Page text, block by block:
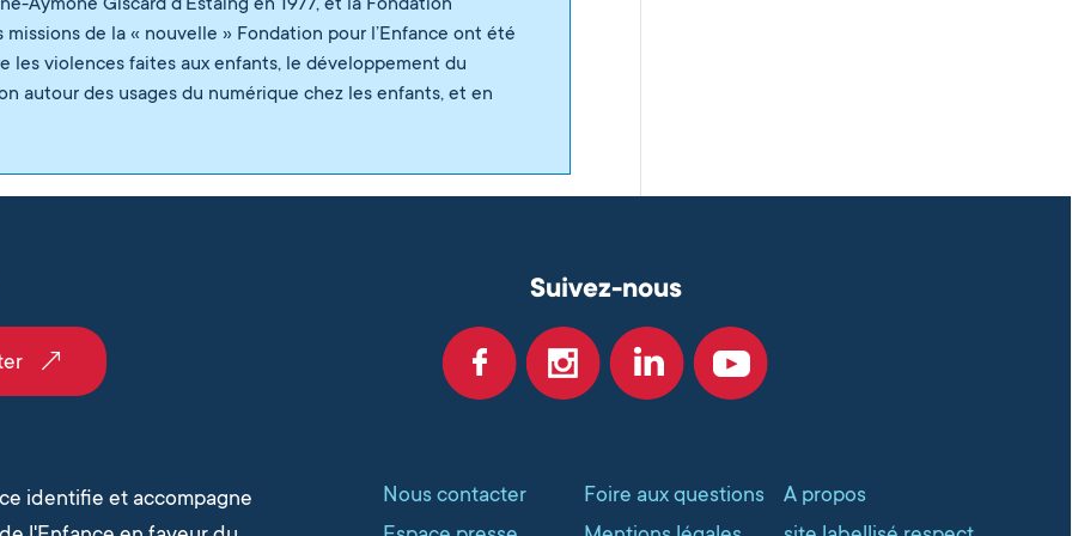
missions de la « nouvelle » Fondation pour l’Enfance ont été
les violences faites aux enfants, le développement du
autour des usages du numérique chez les enfants, et en
du baromètre sur les Violences dites Éducatives
2025
du numérique sur le développement des enfants - 16 février
Suivez-nous
identifie et accompagne
Nous contacter
Foire aux questions
A propos